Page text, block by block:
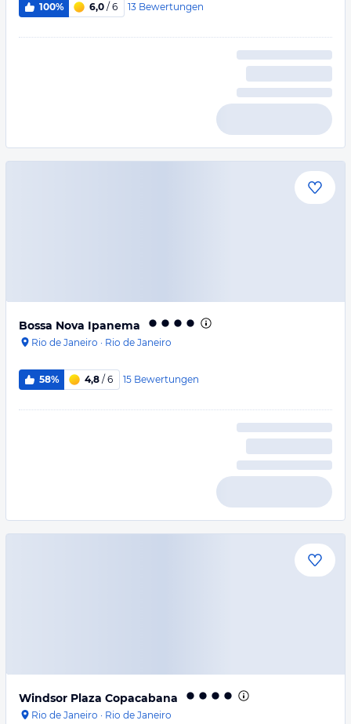
100% 6,0 / 6 13 Bewertungen
Bossa Nova Ipanema
Rio de Janeiro · Rio de Janeiro
58% 4,8 / 6 15 Bewertungen
Windsor Plaza Copacabana
Rio de Janeiro · Rio de Janeiro